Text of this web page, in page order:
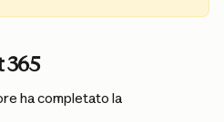
ha completato la